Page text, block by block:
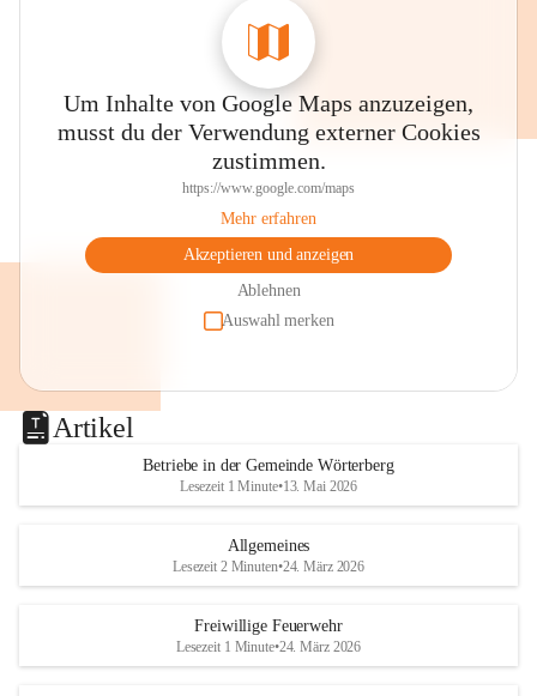
Um Inhalte von Google Maps anzuzeigen,
musst du der Verwendung externer Cookies
zustimmen.
https://www.google.com/maps
Mehr erfahren
Akzeptieren und anzeigen
Ablehnen
Auswahl merken
Artikel
Betriebe in der Gemeinde Wörterberg
Lesezeit 1 Minute•13. Mai 2026
Allgemeines
Lesezeit 2 Minuten•24. März 2026
Freiwillige Feuerwehr
Lesezeit 1 Minute•24. März 2026